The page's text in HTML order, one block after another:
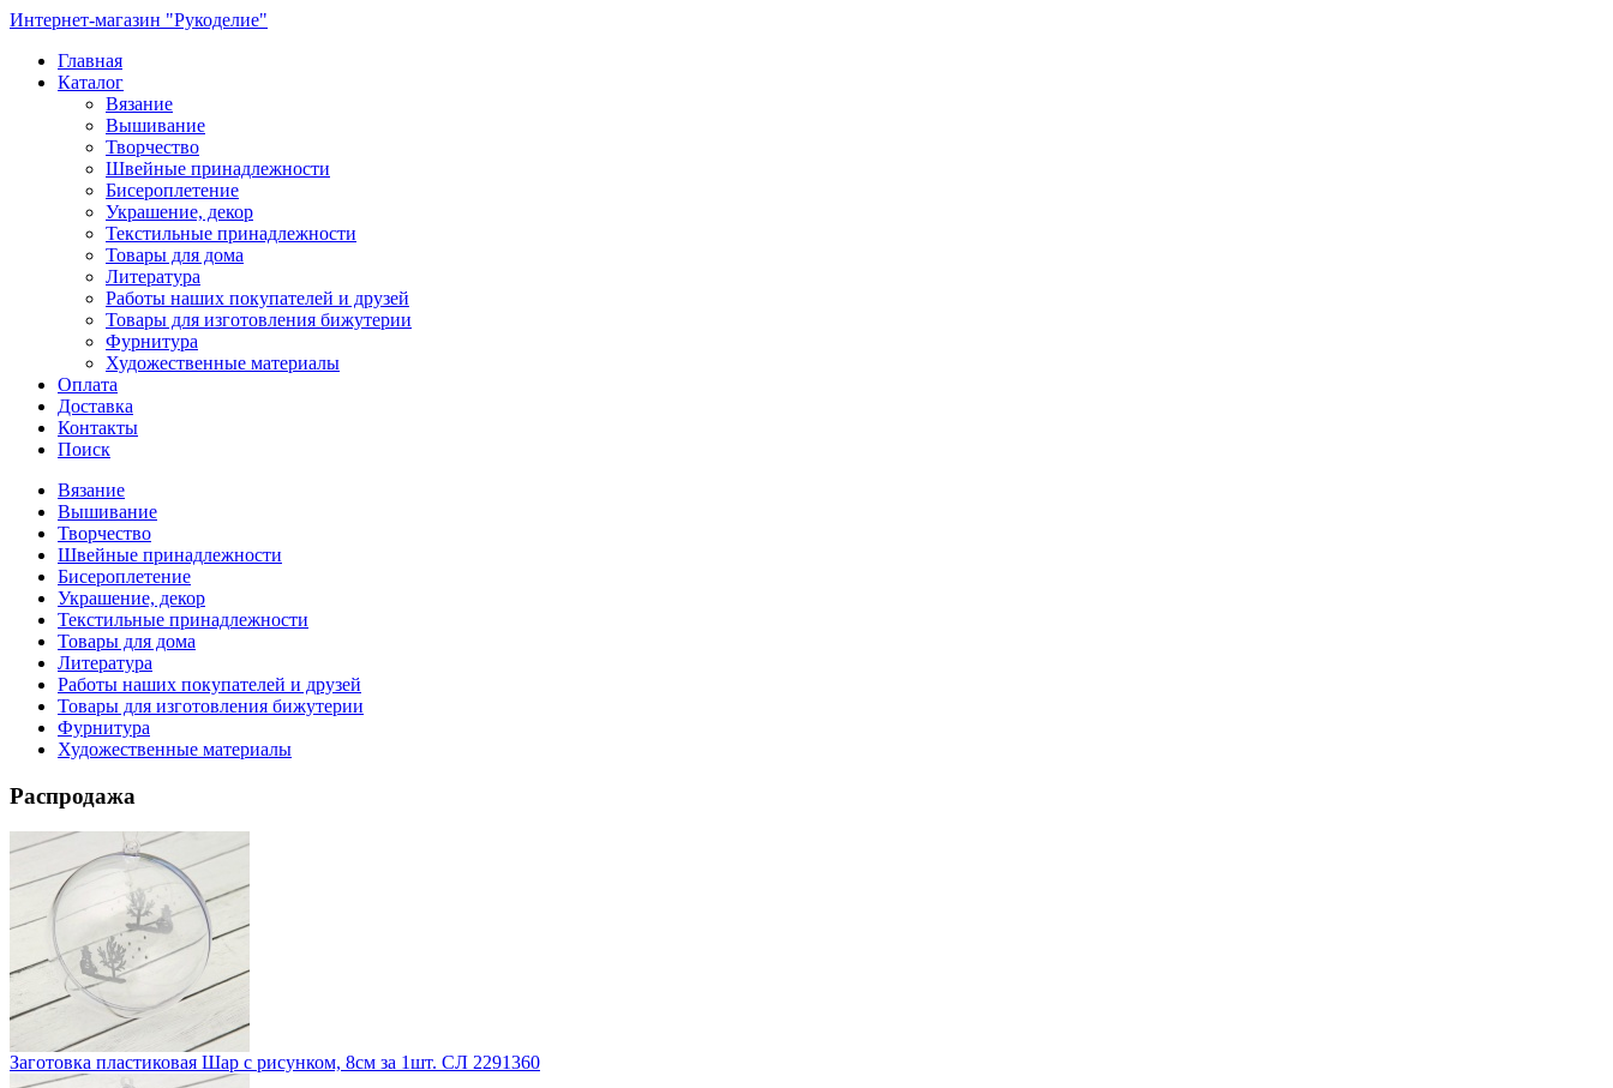
Интернет-магазин "Рукоделие"
Главная
Каталог
Вязание
Вышивание
Творчество
Швейные принадлежности
Бисероплетение
Украшение, декор
Текстильные принадлежности
Товары для дома
Литература
Работы наших покупателей и друзей
Товары для изготовления бижутерии
Фурнитура
Художественные материалы
Оплата
Доставка
Контакты
Поиск
Вязание
Вышивание
Творчество
Швейные принадлежности
Бисероплетение
Украшение, декор
Текстильные принадлежности
Товары для дома
Литература
Работы наших покупателей и друзей
Товары для изготовления бижутерии
Фурнитура
Художественные материалы
Распродажа
Заготовка пластиковая Шар с рисунком, 8см за 1шт. СЛ 2291360